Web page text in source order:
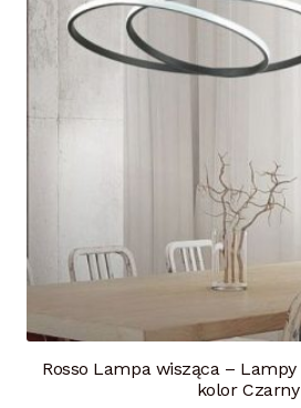
Rosso Lampa wisząca –
kolor Czarny